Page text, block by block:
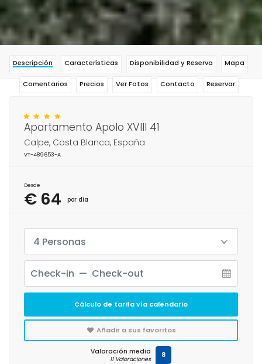
Descripción Características Disponibilidad y Reserva Mapa
Comentarios Precios Ver Fotos Contacto Reservar
Apartamento Apolo XVIII 41
Calpe, Costa Blanca, España
VT-489653-A
Desde
€ 64 por día
4 Personas
Cálculo de tarifa vía calendario
Añadir a sus favoritos
Valoración media
11 Valoraciones 8